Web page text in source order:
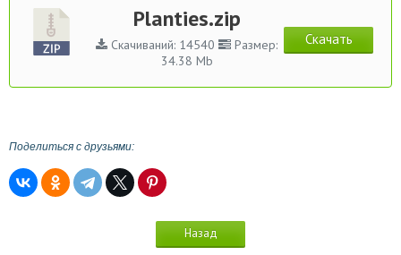
Planties.zip
Скачиваний: 14540
Размер:
34.38 Mb
Скачать
Поделиться с друзьями:
Назад